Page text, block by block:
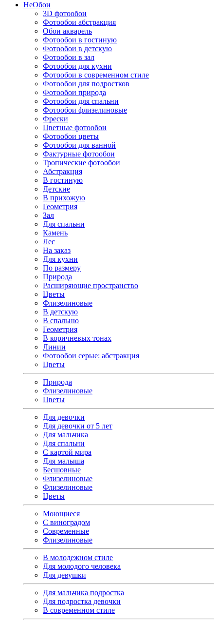
НеОбои
3D фотообои
Фотообои абстракция
Обои акварель
Фотообои в гостиную
Фотообои в детскую
Фотообои в зал
Фотообои для кухни
Фотообои в современном стиле
Фотообои для подростков
Фотообои природа
Фотообои для спальни
Фотообои флизелиновые
Фрески
Цветные фотообои
Фотообои цветы
Фотообои для ванной
Фактурные фотообои
Тропические фотообои
Абстракция
В гостиную
Детские
В прихожую
Геометрия
Зал
Для спальни
Камень
Лес
На заказ
Для кухни
По размеру
Природа
Расширяющие пространство
Цветы
Флизелиновые
В детскую
В спальню
Геометрия
В коричневых тонах
Линии
Фотообои серые: абстракция
Цветы
Природа
Флизелиновые
Цветы
Для девочки
Для девочки от 5 лет
Для мальчика
Для спальни
С картой мира
Для малыша
Бесшовные
Флизелиновые
Флизелиновые
Цветы
Моющиеся
С виноградом
Современные
Флизелиновые
В молодежном стиле
Для молодого человека
Для девушки
Для мальчика подростка
Для подростка девочки
В современном стиле